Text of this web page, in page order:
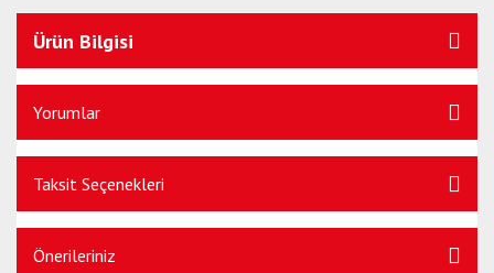
Ürün Bilgisi
Yorumlar
Taksit Seçenekleri
Önerileriniz